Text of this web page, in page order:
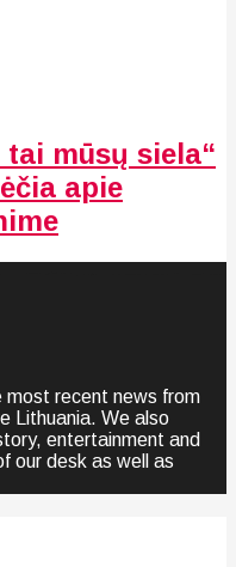
mūsų siela“
apie
most recent news from
Lithuania. We also
entertainment and
our desk as well as